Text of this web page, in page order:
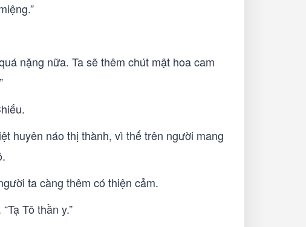
nặng nữa. Ta sẽ thêm chút mật hoa cam
huyên náo thị thành, vì thế trên người mang
ta càng thêm có thiện cảm.
Tô thần y.”